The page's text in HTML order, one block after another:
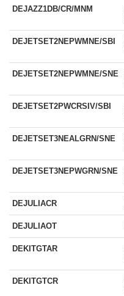
DEJAZZ1DB/CR/MNM
DEJETSET2NEPWMNE/SBI
DEJETSET2NEPWMNE/SNE
DEJETSET2PWCRSIV/SBI
DEJETSET3NEALGRN/SNE
DEJETSET3NEPWGRN/SNE
DEJULIACR
DEJULIAOT
DEKITGTAR
DEKITGTCR